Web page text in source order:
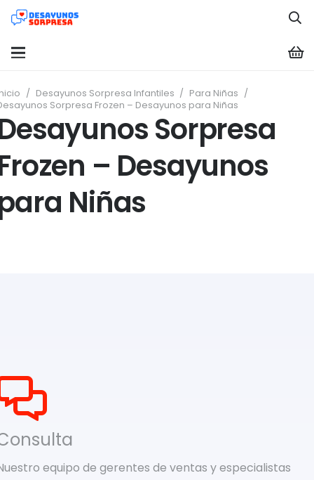
/ Desayunos Sorpresa Infantiles / Para Niñas /
Sorpresa Frozen – Desayunos para Niñas
Sorpresa
– Desayunos
Niñas
equipo de gerentes de ventas y especialistas